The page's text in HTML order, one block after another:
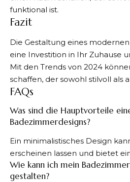
funktional ist.
Fazit
Die Gestaltung eines
eine Investition in Ihr Zuhause
Mit den Trends von 2024
schaffen, der sowohl stilvoll als
FAQs
Was sind die Hauptvorteile
Badezimmerdesigns?
Ein minimalistisches Design
erscheinen lassen und bietet
Wie kann ich mein
gestalten?